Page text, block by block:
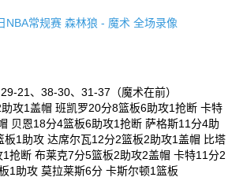
NBA常规赛 森林狼 - 魔术 全场录像
21、38-30、31-37（魔术在前）
攻1盖帽 班凯罗20分8篮板6助攻1抢断 卡特
贝恩18分4篮板6助攻1抢断 萨格斯11分4助
板1助攻 达席尔瓦12分2篮板2助攻1盖帽 比塔
抢断 布莱克7分5篮板2助攻2盖帽 卡特11分2
1助攻 莫拉莱斯6分 卡斯尔顿1篮板